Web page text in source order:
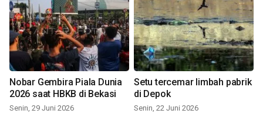
Nobar Gembira Piala Dunia
2026 saat HBKB di Bekasi
Senin, 29 Juni 2026
Setu tercemar limbah pabrik
di Depok
Senin, 22 Juni 2026